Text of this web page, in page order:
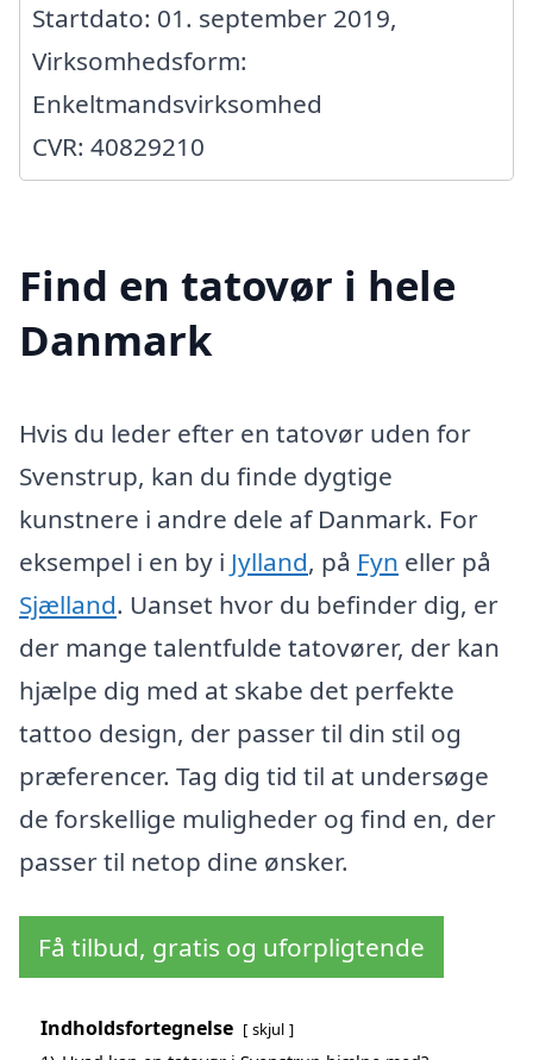
Startdato: 01. september 2019,
Virksomhedsform:
Enkeltmandsvirksomhed
CVR: 40829210
Find en tatovør i hele
Danmark
Hvis du leder efter en tatovør uden for
Svenstrup, kan du finde dygtige
kunstnere i andre dele af Danmark. For
eksempel i en by i Jylland, på Fyn eller på
Sjælland. Uanset hvor du befinder dig, er
der mange talentfulde tatovører, der kan
hjælpe dig med at skabe det perfekte
tattoo design, der passer til din stil og
præferencer. Tag dig tid til at undersøge
de forskellige muligheder og find en, der
passer til netop dine ønsker.
Få tilbud, gratis og uforpligtende
Indholdsfortegnelse skjul